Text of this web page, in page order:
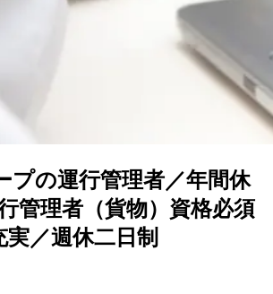
プの運行管理者／年間休
管理者（貨物）資格必須
実／週休二日制